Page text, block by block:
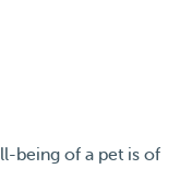
being of a pet is of